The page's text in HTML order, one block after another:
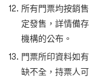
所有門票均按銷
定發售，詳情備
機構的公布。
門票所印資料如
缺不全，持票人